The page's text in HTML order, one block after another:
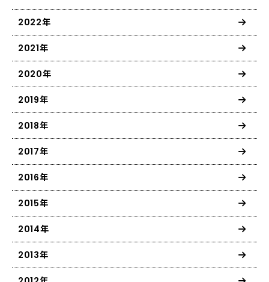
2022年
2021年
2020年
2019年
2018年
2017年
2016年
2015年
2014年
2013年